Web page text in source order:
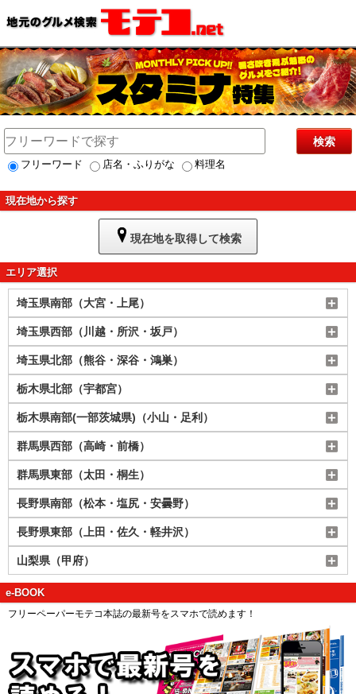
検索
フリーワード 店名・ふりがな 料理名
現在地から探す
現在地を取得して検索
エリア選択
埼玉県南部（大宮・上尾）
埼玉県西部（川越・所沢・坂戸）
埼玉県北部（熊谷・深谷・鴻巣）
栃木県北部（宇都宮）
栃木県南部(一部茨城県)（小山・足利）
群馬県西部（高崎・前橋）
群馬県東部（太田・桐生）
長野県南部（松本・塩尻・安曇野）
長野県東部（上田・佐久・軽井沢）
山梨県（甲府）
e-BOOK
フリーペーパーモテコ本誌の最新号をスマホで読めます！